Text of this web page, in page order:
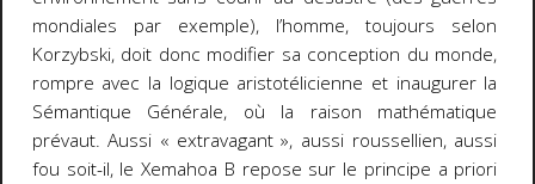
mondiales par exemple), l’homme, toujours selon
Korzybski, doit donc modifier sa conception du monde,
rompre avec la logique aristotélicienne et inaugurer la
Sémantique Générale, où la raison mathématique
prévaut. Aussi « extravagant », aussi roussellien, aussi
fou soit-il, le Xemahoa B repose sur le principe a priori